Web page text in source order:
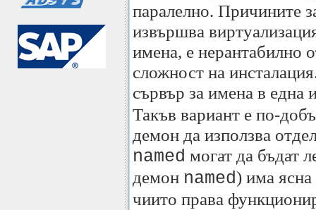
паралелно. Причините
извършва
имена, е нерантабилно
сложност на
сървър за имена в
Такъв вариант е по-
демон да използва
named могат да бъдат
демон named) има
чиито права